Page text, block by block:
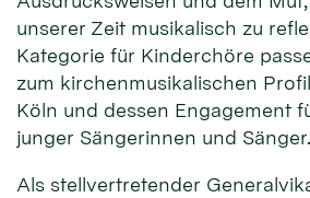
unserer Zeit musikalisch zu
Kategorie für Kinderchöre
zum kirchenmusikalischen
Köln und dessen Engagement
junger Sängerinnen und Sänger.
Als stellvertretender